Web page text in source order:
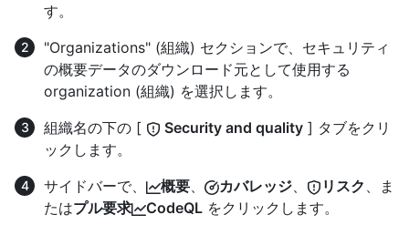
す。
"Organizations" (組織) セクションで、セキュリティ
の概要データのダウンロード元として使用する
organization (組織) を選択します。
組織名の下の [
Security and quality ] タブをクリ
ックします。
サイドバーで、
概要、 カバレッジ、 リスク 、ま
たはプル要求 CodeQL をクリックします。